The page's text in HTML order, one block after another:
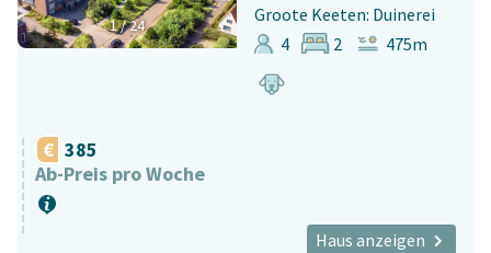
1/24
Groote Keeten: Duinerei
4
2 475m
385
Ab-Preis pro Woche
Haus anzeigen